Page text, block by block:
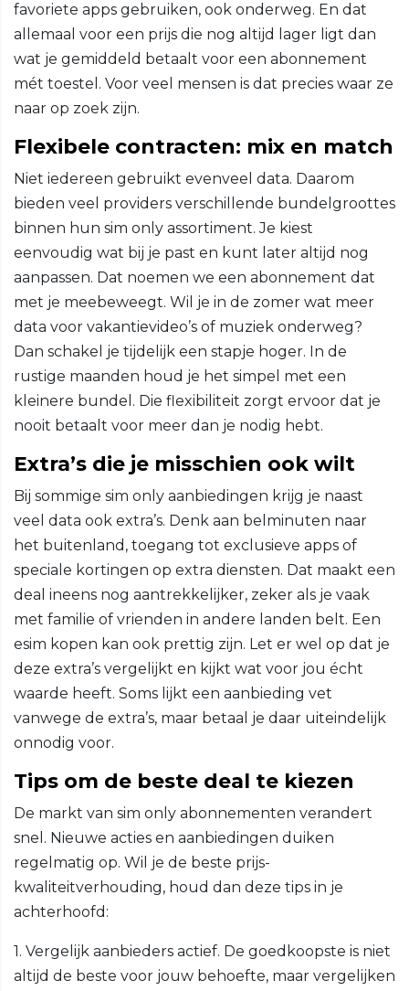
favoriete apps gebruiken, ook onderweg. En dat
allemaal voor een prijs die nog altijd lager ligt dan
wat je gemiddeld betaalt voor een abonnement
mét toestel. Voor veel mensen is dat precies waar ze
naar op zoek zijn.
Flexibele contracten: mix en match
Niet iedereen gebruikt evenveel data. Daarom
bieden veel providers verschillende bundelgroottes
binnen hun sim only assortiment. Je kiest
eenvoudig wat bij je past en kunt later altijd nog
aanpassen. Dat noemen we een abonnement dat
met je meebeweegt. Wil je in de zomer wat meer
data voor vakantievideo’s of muziek onderweg?
Dan schakel je tijdelijk een stapje hoger. In de
rustige maanden houd je het simpel met een
kleinere bundel. Die flexibiliteit zorgt ervoor dat je
nooit betaalt voor meer dan je nodig hebt.
Extra’s die je misschien ook wilt
Bij sommige sim only aanbiedingen krijg je naast
veel data ook extra’s. Denk aan belminuten naar
het buitenland, toegang tot exclusieve apps of
speciale kortingen op extra diensten. Dat maakt een
deal ineens nog aantrekkelijker, zeker als je vaak
met familie of vrienden in andere landen belt. Een
esim kopen kan ook prettig zijn. Let er wel op dat je
deze extra’s vergelijkt en kijkt wat voor jou écht
waarde heeft. Soms lijkt een aanbieding vet
vanwege de extra’s, maar betaal je daar uiteindelijk
onnodig voor.
Tips om de beste deal te kiezen
De markt van sim only abonnementen verandert
snel. Nieuwe acties en aanbiedingen duiken
regelmatig op. Wil je de beste prijs-
kwaliteitverhouding, houd dan deze tips in je
achterhoofd:
1. Vergelijk aanbieders actief. De goedkoopste is niet
altijd de beste voor jouw behoefte, maar vergelijken